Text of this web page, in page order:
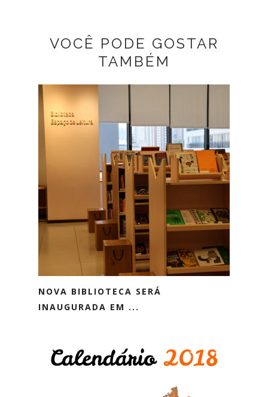
VOCÊ PODE GOSTAR
TAMBÉM
NOVA BIBLIOTECA SERÁ
INAUGURADA EM ...